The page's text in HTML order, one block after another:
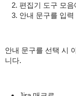
편집기 도구 모
안내 문구를 입력
안내 문구를 선택 시
니다.